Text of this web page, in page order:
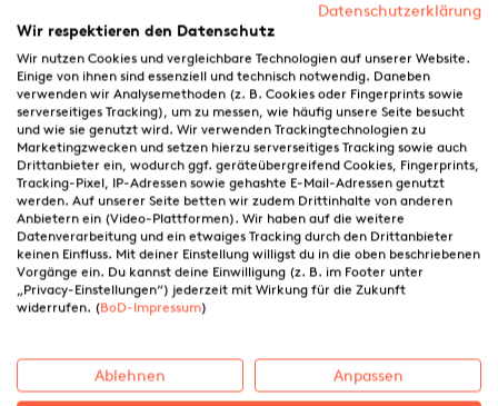
Optimaler Zeitpunkt für die
ist alles
Datenschutzerklärung
Wir respektieren den Datenschutz
Wir nutzen Cookies und vergleichbare Technologien auf unserer Website.
Einige von ihnen sind essenziell und technisch notwendig. Daneben
verwenden wir Analysemethoden (z. B. Cookies oder Fingerprints sowie
serverseitiges Tracking), um zu messen, wie häufig unsere Seite besucht
und wie sie genutzt wird. Wir verwenden Trackingtechnologien zu
Marketingzwecken und setzen hierzu serverseitiges Tracking sowie auch
Drittanbieter ein, wodurch ggf. geräteübergreifend Cookies, Fingerprints,
Tracking-Pixel, IP-Adressen sowie gehashte E-Mail-Adressen genutzt
werden. Auf unserer Seite betten wir zudem Drittinhalte von anderen
Anbietern ein (Video-Plattformen). Wir haben auf die weitere
Datenverarbeitung und ein etwaiges Tracking durch den Drittanbieter
keinen Einfluss. Mit deiner Einstellung willigst du in die oben beschriebenen
Vorgänge ein. Du kannst deine Einwilligung (z. B. im Footer unter
„Privacy-Einstellungen“) jederzeit mit Wirkung für die Zukunft
widerrufen. (BoD-Impressum)
Ablehnen Anpassen